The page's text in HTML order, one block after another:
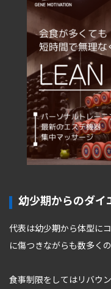
幼少期からのダイ
代表は幼少期から体型に
に傷つきながらも数多く
食事制限をしてはリバウ